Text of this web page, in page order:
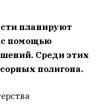
планируют
с помощью
Среди этих
полигона.